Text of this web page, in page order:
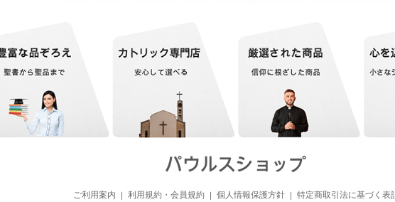
ご利用案内 ｜ 利用規約・会員規約 ｜ 個人情報保護方針｜ 特定商取引法に基づく表